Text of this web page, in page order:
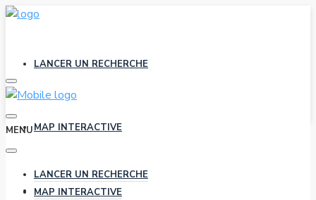
LANCER UN RECHERCHE
MAP INTERACTIVE
AGENCES
MENU
LANCER UN RECHERCHE
MAP INTERACTIVE